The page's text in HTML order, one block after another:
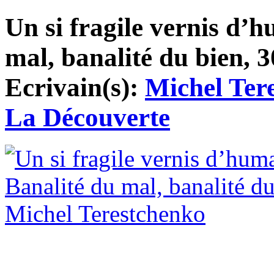
Un si fragile vernis
mal, banalité du bien,
Ecrivain(s): Michel
La Découverte